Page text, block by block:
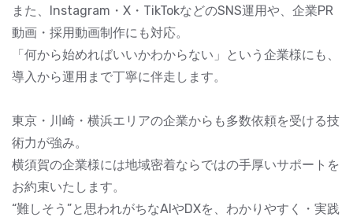
また、Instagram・X・TikTokなどのSNS運用や、企業PR
動画・採用動画制作にも対応。
「何から始めればいいかわからない」という企業様にも、
導入から運用まで丁寧に伴走します。
東京・川崎・横浜エリアの企業からも多数依頼を受ける技
術力が強み。
横須賀の企業様には地域密着ならではの手厚いサポートを
お約束いたします。
“難しそう”と思われがちなAIやDXを、わかりやすく・実践